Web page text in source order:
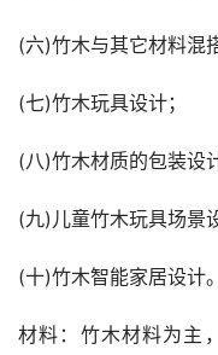
(六)竹木与其它材料混
(七)竹木玩具设计；
(八)竹木材质的包装设
(九)儿童竹木玩具场景
(十)竹木智能家居设计。
材料：竹木材料为主